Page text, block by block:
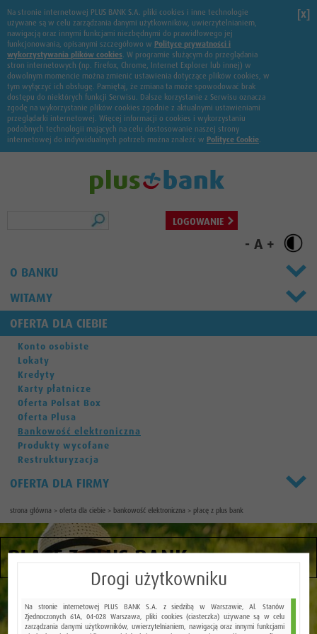
Na stronie internetowej PLUS BANK S.A. pliki cookies i inne technologie
używane są w celu zarządzania danymi użytkowników, uwierzytelnianiem,
nawigacją oraz innymi funkcjami niezbędnymi do prawidłowego jej
funkcjonowania, opisanymi szczegółowo w Polityce prywatności i
wykorzystywania plików cookies. W programie służącym do przeglądania
stron internetowych (np. Firefox, Chrome, Internet Explorer lub innej) w
dowolnym momencie można zmienić ustawienia dotyczące plików cookies, w
tym wyłączyć ich obsługę. Pamiętaj, że zmiana ta może spowodować brak
dostępu do niektórych funkcji Serwisu. Dalsze korzystanie z Serwisu oznacza
zgodę na wykorzystanie plików cookies zgodnie z aktualnymi ustawieniami
przeglądarki internetowej. Więcej informacji o cookies i wykorzystaniu
podobnych technologii mających na celu dostosowanie naszej strony
internetowej do indywidualnych potrzeb można znaleźć w Polityce Cookie.
[x]
+
A
-
LOGOWANIE
O BANKU
WITAMY
OFERTA DLA CIEBIE
Konto osobiste
Lokaty
Kredyty
Karty płatnicze
Oferta Polsat Box
Oferta Plusa
Bankowość elektroniczna
Produkty wycofane
Restrukturyzacja
OFERTA DLA FIRMY
strona główna > oferta dla ciebie > bankowość elektroniczna > płacę z plus bank
PŁACĘ Z PLUS BANK
Drogi użytkowniku
Na stronie internetowej PLUS BANK S.A. z siedzibą w Warszawie, Al. Stanów
Zjednoczonych 61A, 04-028 Warszawa, pliki cookies (ciasteczka) używane są w celu
zarządzania danymi użytkowników, uwierzytelnianiem, nawigacją oraz innymi funkcjami